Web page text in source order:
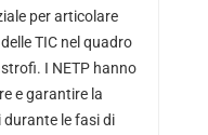
per articolare
TIC nel quadro
I NETP hanno
e garantire la
le fasi di